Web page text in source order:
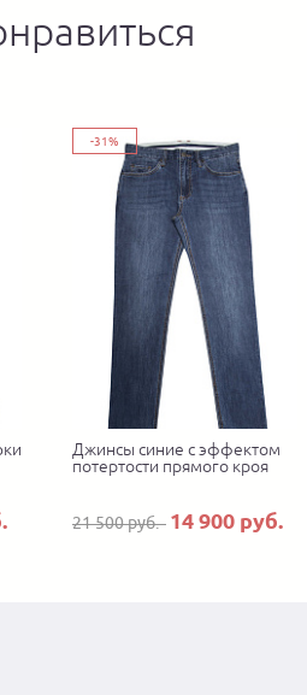
-31%
Джинсы синие с эффектом
потертости прямого кроя
21 500 руб. 14 900 руб.